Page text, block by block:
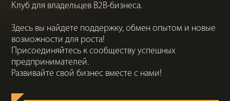
Клуб для владельцев B2B-бизнеса.
Здесь вы найдете поддержку, обмен опытом и новые
возможности для роста!
Присоединяйтесь к сообществу успешных
предпринимателей.
Развивайте свой бизнес вместе с нами!